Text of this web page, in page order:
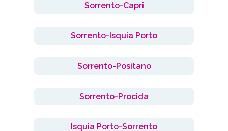
Sorrento-Capri
Sorrento-Isquia Porto
Sorrento-Positano
Sorrento-Procida
Isquia Porto-Sorrento